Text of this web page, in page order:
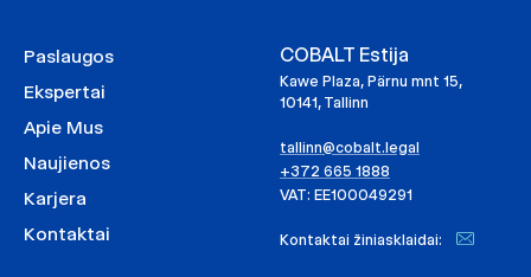
Paslaugos
Ekspertai
Apie Mus
Naujienos
Karjera
Kontaktai
COBALT Estija
Kawe Plaza, Pärnu mnt 15,
10141, Tallinn
tallinn@cobalt.legal
+372 665 1888
VAT: EE100049291
Kontaktai žiniasklaidai: